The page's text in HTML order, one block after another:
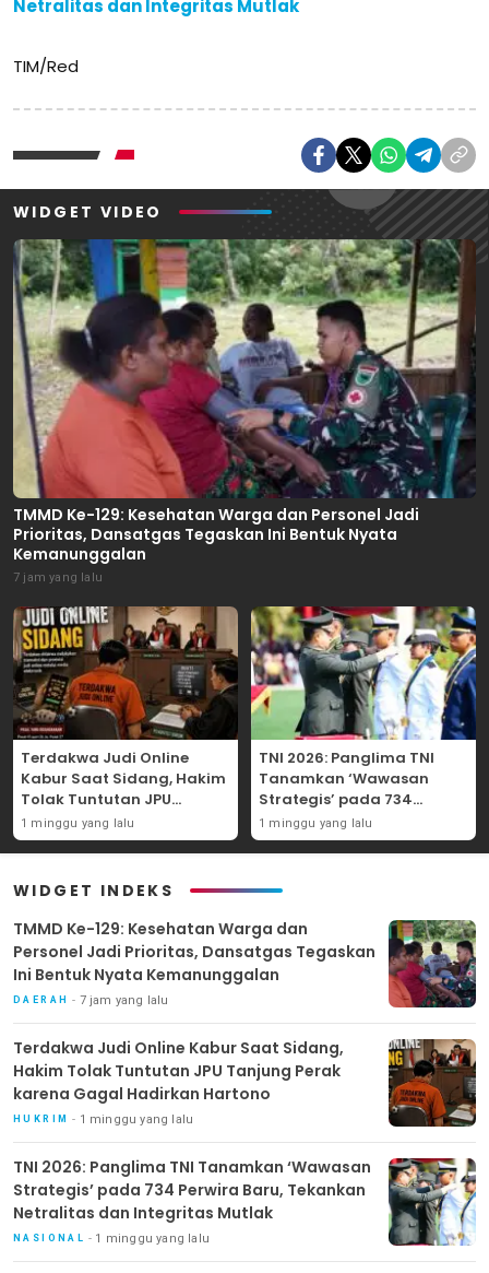
Netralitas dan Integritas Mutlak
TIM/Red
WIDGET VIDEO
TMMD Ke-129: Kesehatan Warga dan Personel Jadi
Prioritas, Dansatgas Tegaskan Ini Bentuk Nyata
Kemanunggalan
7 jam yang lalu
Terdakwa Judi Online
Kabur Saat Sidang, Hakim
Tolak Tuntutan JPU
Tanjung Perak karena
Gagal Hadirkan Hartono
1 minggu yang lalu
TNI 2026: Panglima TNI
Tanamkan ‘Wawasan
Strategis’ pada 734
Perwira Baru, Tekankan
Netralitas dan Integritas
1 minggu yang lalu
WIDGET INDEKS
TMMD Ke-129: Kesehatan Warga dan
Personel Jadi Prioritas, Dansatgas Tegaskan
Ini Bentuk Nyata Kemanunggalan
DAERAH 7 jam yang lalu
Terdakwa Judi Online Kabur Saat Sidang,
Hakim Tolak Tuntutan JPU Tanjung Perak
karena Gagal Hadirkan Hartono
HUKRIM 1 minggu yang lalu
TNI 2026: Panglima TNI Tanamkan ‘Wawasan
Strategis’ pada 734 Perwira Baru, Tekankan
Netralitas dan Integritas Mutlak
NASIONAL 1 minggu yang lalu